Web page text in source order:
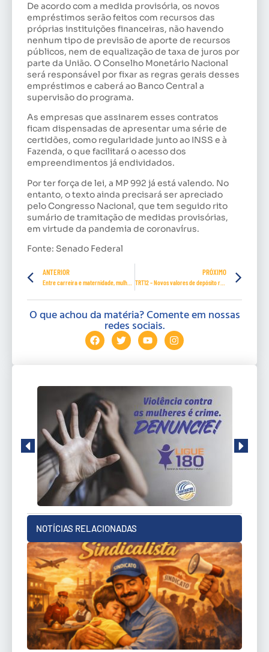
De acordo com a medida provisória, os novos
empréstimos serão feitos com recursos das
próprias instituições financeiras, não havendo
nenhum tipo de previsão de aporte de recursos
públicos, nem de equalização de taxa de juros por
parte da União. O Conselho Monetário Nacional
será responsável por fixar as regras gerais desses
empréstimos e caberá ao Banco Central a
supervisão do programa.
As empresas que assinarem esses contratos
ficam dispensadas de apresentar uma série de
certidões, como regularidade junto ao INSS e à
Fazenda, o que facilitará o acesso dos
empreendimentos já endividados.
Por ter força de lei, a MP 992 já está valendo. No
entanto, o texto ainda precisará ser apreciado
pelo Congresso Nacional, que tem seguido rito
sumário de tramitação de medidas provisórias,
em virtude da pandemia de coronavírus.
Fonte: Senado Federal
ANTERIOR PRÓXIMO
TRT12 – Novos valores de depósito recursal valem a partir de agosto
O que achou da matéria? Comente em nossas
redes sociais.
NOTÍCIAS RELACIONADAS